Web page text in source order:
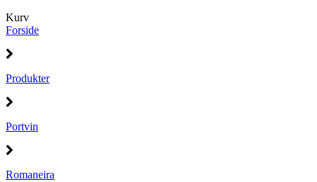
Kurv
Forside
Produkter
Portvin
Romaneira